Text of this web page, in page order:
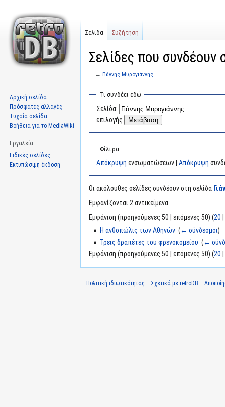
Σελίδες που συνδέουν
← Γιάννης Μυρογιάννης
Μετάβαση
πλοήγηση
Πήδηση
αναζήτηση
Τι συνδέει εδώ
Σελίδα:
επιλογής
Φίλτρα
Απόκρυψη ενσωματώσεων | Απόκρυψη
Οι ακόλουθες σελίδες συνδέουν στη σελίδα
Εμφανίζονται 2 αντικείμενα.
Εμφάνιση (προηγούμενες 50 | επόμενες 50) (20
Η ανθοπώλις των Αθηνών ‎(← σύνδεσμοι)
Τρεις δραπέτες του φρενοκομείου ‎(←
Εμφάνιση (προηγούμενες 50 | επόμενες 50) (20
Σελίδα Συζήτηση
Αρχική σελίδα
Πρόσφατες αλλαγές
Τυχαία σελίδα
Βοήθεια για το MediaWiki
Εργαλεία
Ειδικές σελίδες
Εκτυπώσιμη έκδοση
Πολιτική ιδιωτικότητας Σχετικά με retroDB